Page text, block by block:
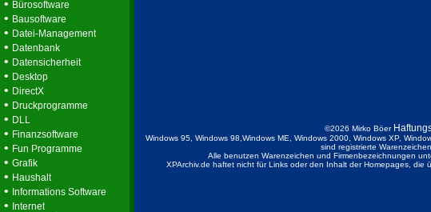
• Bürosoftware
• Bausoftware
• Datei-Management
• Datenbank
• Datensicherheit
• Desktop
• DirectX
• Druckprogramme
• DLL
• Finanzsoftware
• Fun Programme
• Grafik
• Haushalt
• Informations Software
• Internet
©2026 Mirko Böer
Windows 95, Windows 98,Windows ME, Windows 2000, Windows XP,
sind registrierte
Alle benutzen Warenzeichen und Firmenbezeichnungen
XPArchiv.de haftet nicht für Links oder den Inhalt der Homepages, die